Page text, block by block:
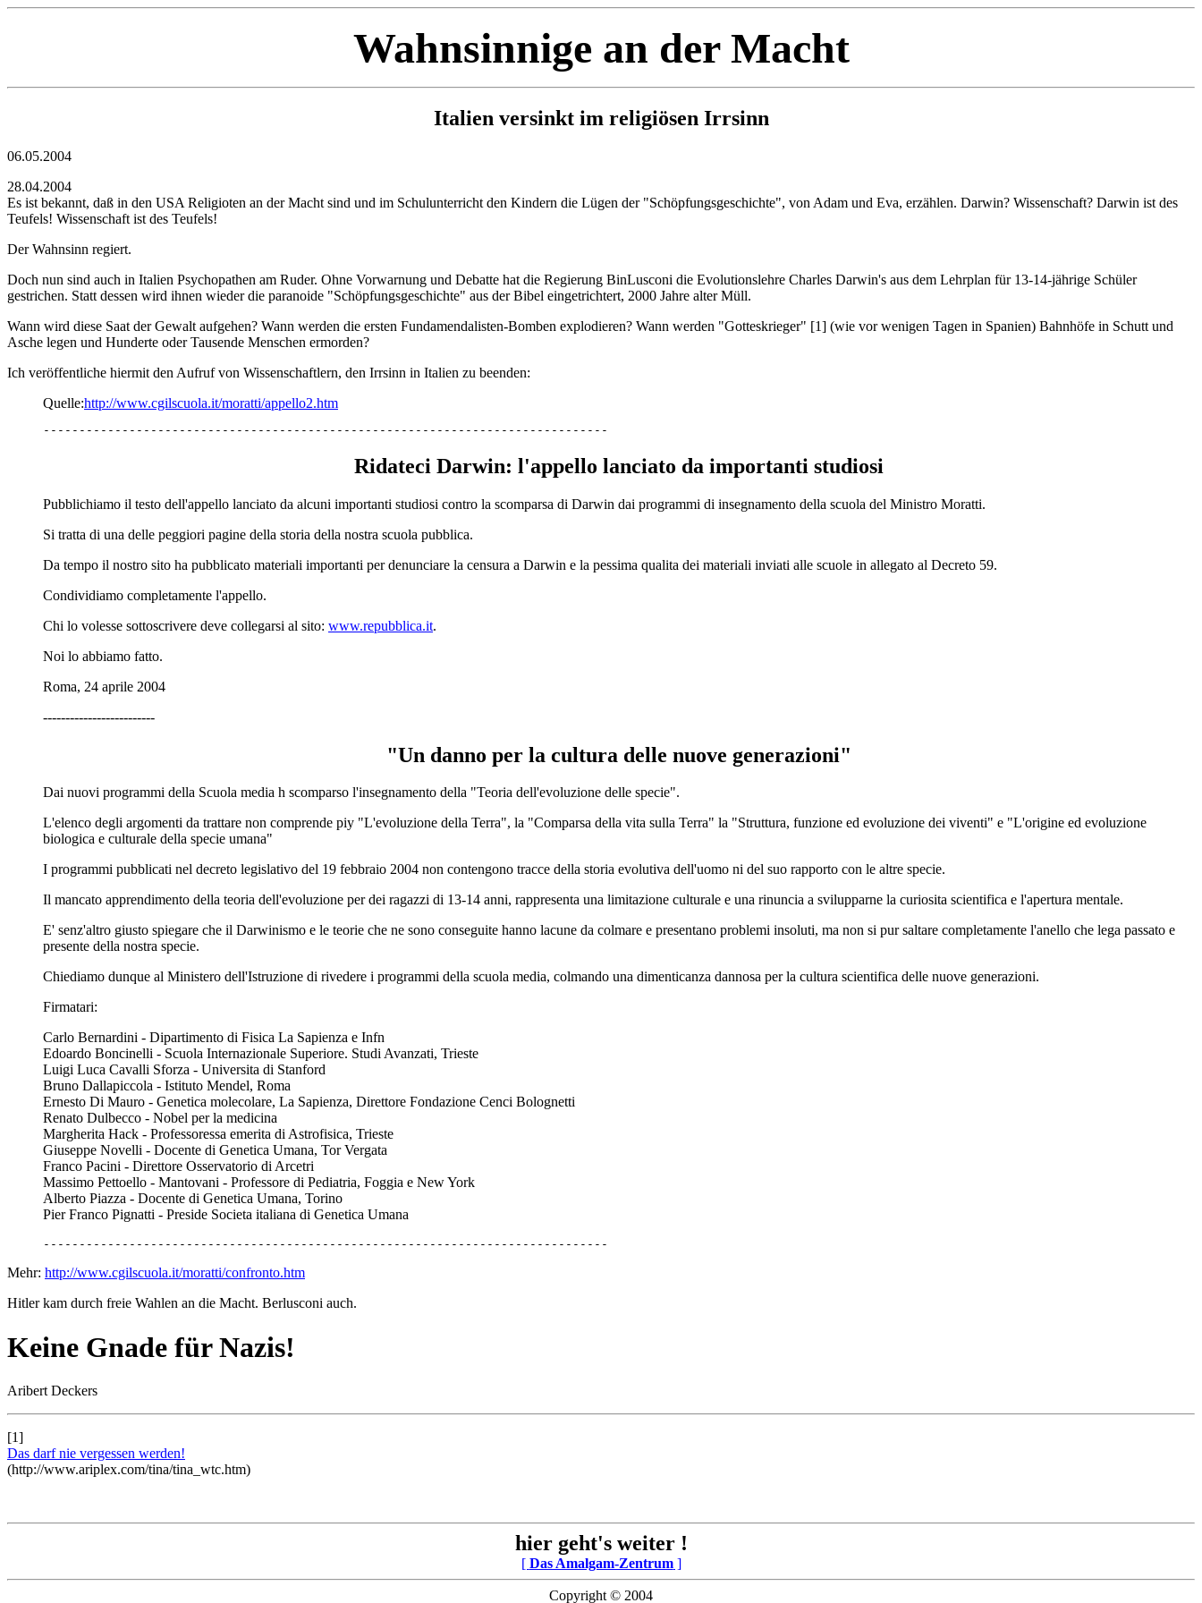
Wahnsinnige an der Macht
Italien versinkt im religiösen Irrsinn
06.05.2004
28.04.2004
Es ist bekannt, daß in den USA Religioten an der Macht sind und im Schulunterricht den Kindern die Lügen der "Schöpfungsgeschichte", von Adam und Eva, erzählen. Darwin? Wissenschaft? Darwin ist des
Teufels! Wissenschaft ist des Teufels!
Der Wahnsinn regiert.
Doch nun sind auch in Italien Psychopathen am Ruder. Ohne Vorwarnung und Debatte hat die Regierung BinLusconi die Evolutionslehre Charles Darwin's aus dem Lehrplan für 13-14-jährige Schüler
gestrichen. Statt dessen wird ihnen wieder die paranoide "Schöpfungsgeschichte" aus der Bibel eingetrichtert, 2000 Jahre alter Müll.
Wann wird diese Saat der Gewalt aufgehen? Wann werden die ersten Fundamendalisten-Bomben explodieren? Wann werden "Gotteskrieger" [1] (wie vor wenigen Tagen in Spanien) Bahnhöfe in Schutt und
Asche legen und Hunderte oder Tausende Menschen ermorden?
Ich veröffentliche hiermit den Aufruf von Wissenschaftlern, den Irrsinn in Italien zu beenden:
Quelle:http://www.cgilscuola.it/moratti/appello2.htm
-------------------------------------------------------------------------------
Ridateci Darwin: l'appello lanciato da importanti studiosi
Pubblichiamo il testo dell'appello lanciato da alcuni importanti studiosi contro la scomparsa di Darwin dai programmi di insegnamento della scuola del Ministro Moratti.
Si tratta di una delle peggiori pagine della storia della nostra scuola pubblica.
Da tempo il nostro sito ha pubblicato materiali importanti per denunciare la censura a Darwin e la pessima qualita dei materiali inviati alle scuole in allegato al Decreto 59.
Condividiamo completamente l'appello.
Chi lo volesse sottoscrivere deve collegarsi al sito: www.repubblica.it.
Noi lo abbiamo fatto.
Roma, 24 aprile 2004
-------------------------
"Un danno per la cultura delle nuove generazioni"
Dai nuovi programmi della Scuola media h scomparso l'insegnamento della "Teoria dell'evoluzione delle specie".
L'elenco degli argomenti da trattare non comprende piy "L'evoluzione della Terra", la "Comparsa della vita sulla Terra" la "Struttura, funzione ed evoluzione dei viventi" e "L'origine ed evoluzione
biologica e culturale della specie umana"
I programmi pubblicati nel decreto legislativo del 19 febbraio 2004 non contengono tracce della storia evolutiva dell'uomo ni del suo rapporto con le altre specie.
Il mancato apprendimento della teoria dell'evoluzione per dei ragazzi di 13-14 anni, rappresenta una limitazione culturale e una rinuncia a svilupparne la curiosita scientifica e l'apertura mentale.
E' senz'altro giusto spiegare che il Darwinismo e le teorie che ne sono conseguite hanno lacune da colmare e presentano problemi insoluti, ma non si pur saltare completamente l'anello che lega passato e
presente della nostra specie.
Chiediamo dunque al Ministero dell'Istruzione di rivedere i programmi della scuola media, colmando una dimenticanza dannosa per la cultura scientifica delle nuove generazioni.
Firmatari:
Carlo Bernardini - Dipartimento di Fisica La Sapienza e Infn
Edoardo Boncinelli - Scuola Internazionale Superiore. Studi Avanzati, Trieste
Luigi Luca Cavalli Sforza - Universita di Stanford
Bruno Dallapiccola - Istituto Mendel, Roma
Ernesto Di Mauro - Genetica molecolare, La Sapienza, Direttore Fondazione Cenci Bolognetti
Renato Dulbecco - Nobel per la medicina
Margherita Hack - Professoressa emerita di Astrofisica, Trieste
Giuseppe Novelli - Docente di Genetica Umana, Tor Vergata
Franco Pacini - Direttore Osservatorio di Arcetri
Massimo Pettoello - Mantovani - Professore di Pediatria, Foggia e New York
Alberto Piazza - Docente di Genetica Umana, Torino
Pier Franco Pignatti - Preside Societa italiana di Genetica Umana
-------------------------------------------------------------------------------
Mehr: http://www.cgilscuola.it/moratti/confronto.htm
Hitler kam durch freie Wahlen an die Macht. Berlusconi auch.
Keine Gnade für Nazis!
Aribert Deckers
[1]
Das darf nie vergessen werden!
(http://www.ariplex.com/tina/tina_wtc.htm)
hier geht's weiter !
[ Das Amalgam-Zentrum]
Copyright © 2004